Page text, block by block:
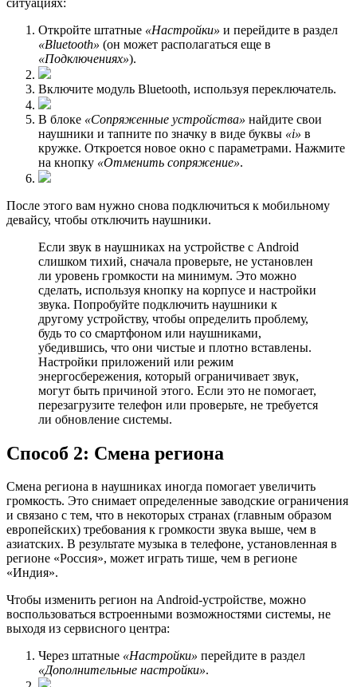
Откройте штатные «Настройки» и перейдите в раздел
«Bluetooth» (он может располагаться еще в
«Подключениях»).
Включите модуль Bluetooth, используя переключатель.
В блоке «Сопряженные устройства» найдите свои
наушники и тапните по значку в виде буквы «i» в
кружке. Откроется новое окно с параметрами. Нажмите
на кнопку «Отменить сопряжение».
После этого вам нужно снова подключиться к мобильному
девайсу, чтобы отключить наушники.
Если звук в наушниках на устройстве с Android
слишком тихий, сначала проверьте, не установлен
ли уровень громкости на минимум. Это можно
сделать, используя кнопку на корпусе и настройки
звука. Попробуйте подключить наушники к
другому устройству, чтобы определить проблему,
будь то со смартфоном или наушниками,
убедившись, что они чистые и плотно вставлены.
Настройки приложений или режим
энергосбережения, который ограничивает звук,
могут быть причиной этого. Если это не помогает,
перезагрузите телефон или проверьте, не требуется
ли обновление системы.
Способ 2: Смена региона
Смена региона в наушниках иногда помогает увеличить
громкость. Это снимает определенные заводские ограничения
и связано с тем, что в некоторых странах (главным образом
европейских) требования к громкости звука выше, чем в
азиатских. В результате музыка в телефоне, установленная в
регионе «Россия», может играть тише, чем в регионе
«Индия».
Чтобы изменить регион на Android-устройстве, можно
воспользоваться встроенными возможностями системы, не
выходя из сервисного центра:
Через штатные «Настройки» перейдите в раздел
«Дополнительные настройки».